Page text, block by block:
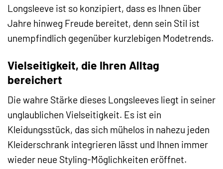
Longsleeve ist so konzipiert, dass es Ihnen über
Jahre hinweg Freude bereitet, denn sein Stil ist
unempfindlich gegenüber kurzlebigen Modetrends.
Vielseitigkeit, die Ihren Alltag
bereichert
Die wahre Stärke dieses Longsleeves liegt in seiner
unglaublichen Vielseitigkeit. Es ist ein
Kleidungsstück, das sich mühelos in nahezu jeden
Kleiderschrank integrieren lässt und Ihnen immer
wieder neue Styling-Möglichkeiten eröffnet.